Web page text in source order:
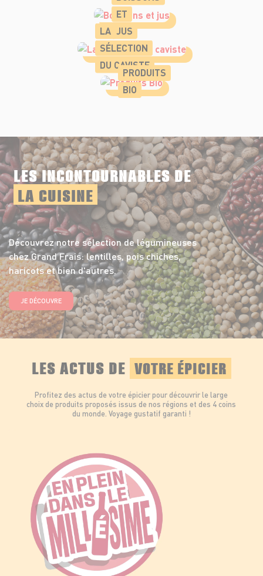
ET
JUS
LA
SÉLECTION
DU CAVISTE
PRODUITS
BIO
LES INCONTOURNABLES DE
LA CUISINE
Découvrez notre sélection de légumineuses
chez Grand Frais: lentilles, pois chiches,
haricots et bien d'autres.
JE DÉCOUVRE
LES ACTUS DE VOTRE ÉPICIER
Profitez des actus de votre épicier pour découvrir le large
choix de produits proposés issus de nos régions et des 4 coins
du monde. Voyage gustatif garanti !